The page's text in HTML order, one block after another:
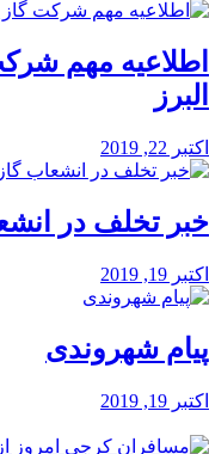
️اطلاعیه مهم
البرز
اکتبر 22, 2019
خبر تخلف در
اکتبر 19, 2019
پیام شهروندی
اکتبر 19, 2019